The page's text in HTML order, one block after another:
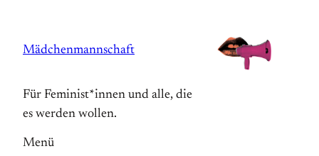
springen
Mädchenmannschaft
Für Feminist*innen und alle, die
es werden wollen.
Menü